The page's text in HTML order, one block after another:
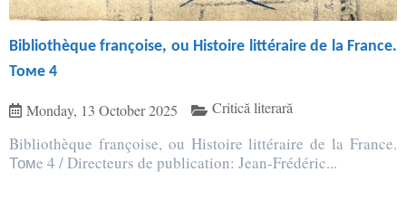
Bibliothèque françoise, ou Histoire littéraire de la France.
Томe 4
Monday, 13 October 2025 Critică literară
Bibliothèque françoise, ou Histoire littéraire de la France.
Томe 4 / Directeurs de publication: Jean-Frédéric...